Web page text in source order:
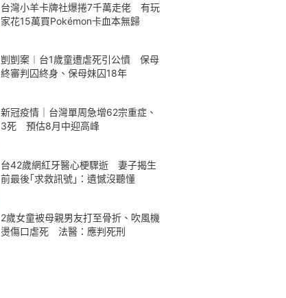
台灣小羊卡牌社爆捲7千萬走佬 有玩
家花15萬買Pokémon卡血本無歸
剴剴案︱台1歲童遭虐死引公憤 保母
終審判囚終身、保母妹囚18年
新冠疫情｜台灣單周急增62宗重症、
3死 預估8月中迎高峰
台42歲網紅牙醫心梗驟逝 妻子揭生
前最後｢求救訊號｣：遺憾沒聽懂
2歲女童被母親男友打至骨折、吹風機
燙傷口虐死 法醫：應判死刑